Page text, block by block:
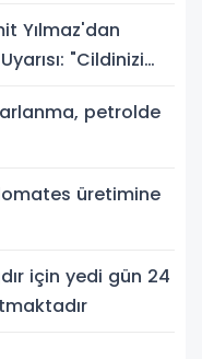
Yılmaz'dan
"Cildinizi
petrolde
üretimine
için yedi gün 24